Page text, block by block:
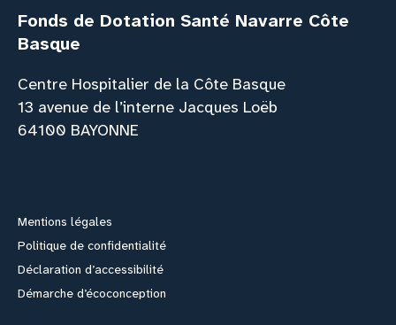
Fonds de Dotation Santé Navarre Côte
Basque
Centre Hospitalier de la Côte Basque
13 avenue de l’interne Jacques Loëb
64100 BAYONNE
Mentions légales
Politique de confidentialité
Déclaration d’accessibilité
Démarche d’écoconception